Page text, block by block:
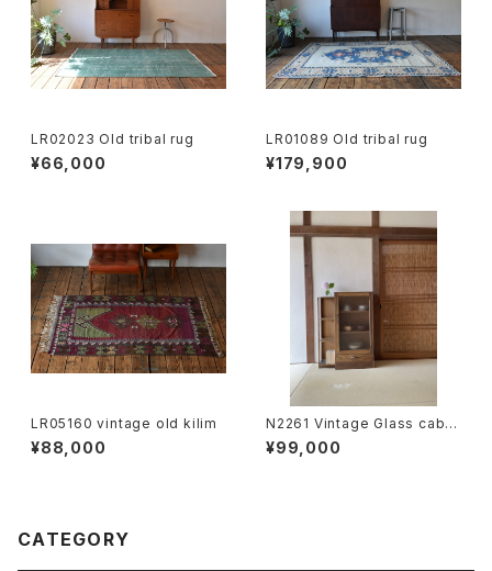
LR02023 Old tribal rug
¥66,000
LR01089 Old tribal rug
¥179,900
LR05160 vintage old kilim
¥88,000
N2261 Vintage Glass cabin
et JP
¥99,000
CATEGORY